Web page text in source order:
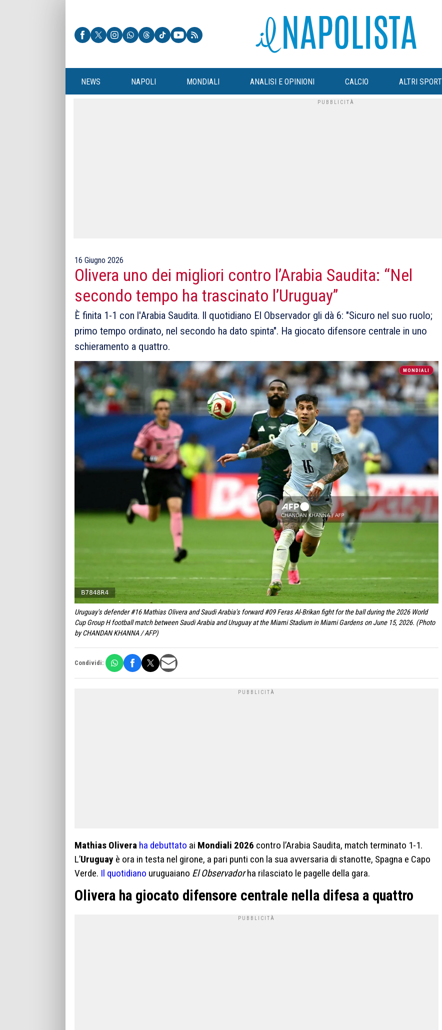
NEWS NAPOLI MONDIALI ANALISI E OPINIONI CALCIO ALTRI SPORT
16 Giugno 2026
Olivera uno dei migliori contro l’Arabia Saudita: “Nel
secondo tempo ha trascinato l’Uruguay”
È finita 1-1 con l'Arabia Saudita. Il quotidiano El Observador gli dà 6: "Sicuro nel suo ruolo;
primo tempo ordinato, nel secondo ha dato spinta". Ha giocato difensore centrale in uno
schieramento a quattro.
MONDIALI
Uruguay's defender #16 Mathias Olivera and Saudi Arabia's forward #09 Feras Al-Brikan fight for the ball during the 2026 World
Cup Group H football match between Saudi Arabia and Uruguay at the Miami Stadium in Miami Gardens on June 15, 2026. (Photo
by CHANDAN KHANNA / AFP)
Condividi:
Mathias Olivera ha debuttato ai Mondiali 2026 contro l’Arabia Saudita, match terminato 1-1.
L’Uruguay è ora in testa nel girone, a pari punti con la sua avversaria di stanotte, Spagna e Capo
Verde. Il quotidiano uruguaiano El Observadorha rilasciato le pagelle della gara.
Olivera ha giocato difensore centrale nella difesa a quattro